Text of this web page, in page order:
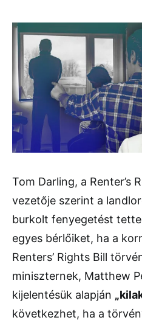
Tom Darling, a Renter’s
vezetője szerint a
burkolt fenyegetést
egyes bérlőiket, ha a
Renters’ Rights Bill
miniszternek, Matthew
kijelentésük alapján
következhet, ha a